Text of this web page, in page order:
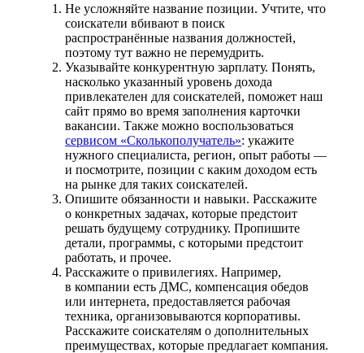
Не усложняйте название позиции. Учтите, что
соискатели вбивают в поиск
распространённые названия должностей,
поэтому тут важно не перемудрить.
Указывайте конкурентную зарплату. Понять,
насколько указанный уровень дохода
привлекателен для соискателей, поможет наш
сайт прямо во время заполнения карточки
вакансии. Также можно воспользоваться
сервисом «Сколькополучатель»: укажите
нужного специалиста, регион, опыт работы —
и посмотрите, позиции с каким доходом есть
на рынке для таких соискателей.
Опишите обязанности и навыки. Расскажите
о конкретных задачах, которые предстоит
решать будущему сотруднику. Пропишите
детали, программы, с которыми предстоит
работать, и прочее.
Расскажите о привилегиях. Например,
в компании есть ДМС, компенсация обедов
или интернета, предоставляется рабочая
техника, организовываются корпоративы.
Расскажите соискателям о дополнительных
преимуществах, которые предлагает компания.